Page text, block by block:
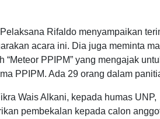
Rifaldo menyampaikan
acara ini. Dia juga meminta
“Meteor PPIPM” yang mengajak
PPIPM. Ada 29 orang dalam
Wais Alkani, kepada humas
pembekalan kepada calon